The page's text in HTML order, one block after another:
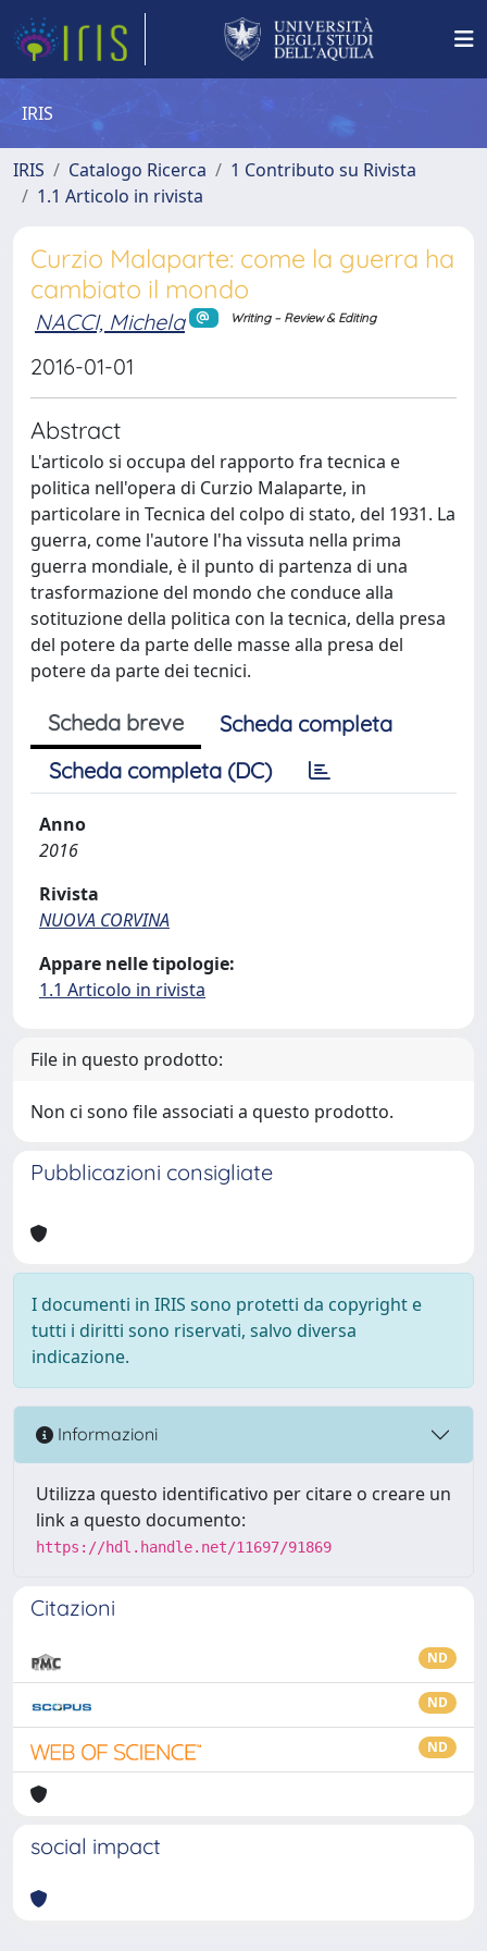
IRIS
IRIS Catalogo Ricerca
1 Contributo su Rivista
1.1 Articolo in rivista
Curzio Malaparte: come la guerra ha
cambiato il mondo
NACCI, Michela Writing – Review & Editing
2016-01-01
Abstract
L'articolo si occupa del rapporto fra tecnica e
politica nell'opera di Curzio Malaparte, in
particolare in Tecnica del colpo di stato, del 1931. La
guerra, come l'autore l'ha vissuta nella prima
guerra mondiale, è il punto di partenza di una
trasformazione del mondo che conduce alla
sotituzione della politica con la tecnica, della presa
del potere da parte delle masse alla presa del
potere da parte dei tecnici.
Scheda breve
Scheda completa
Scheda completa (DC)
Anno
2016
Rivista
NUOVA CORVINA
Appare nelle tipologie:
1.1 Articolo in rivista
File in questo prodotto:
Non ci sono file associati a questo prodotto.
Pubblicazioni consigliate
I documenti in IRIS sono protetti da copyright e
tutti i diritti sono riservati, salvo diversa
indicazione.
Informazioni
Utilizza questo identificativo per citare o creare un
link a questo documento:
https://hdl.handle.net/11697/91869
Citazioni
ND
ND
ND
social impact